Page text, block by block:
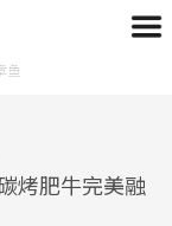
鱼
烤肥牛完美融